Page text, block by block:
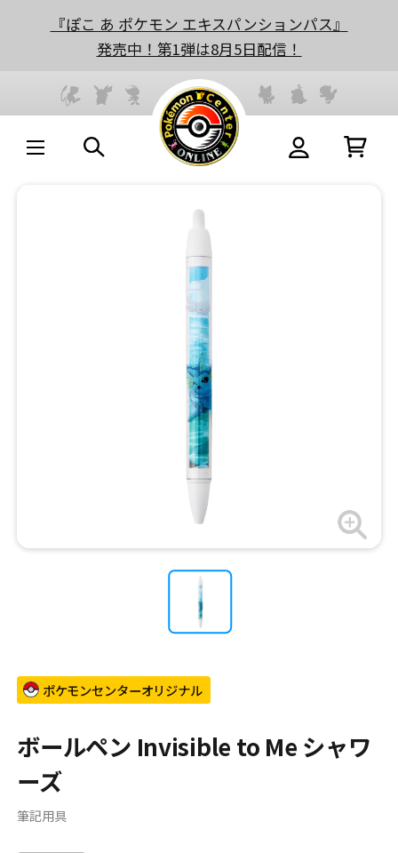
『ぽこ あ ポケモン エキスパンションパス』
発売中！第1弾は8月5日配信！
ポケモンセンターオリジナル
ボールペン Invisible to Me シャワ
ーズ
筆記用具